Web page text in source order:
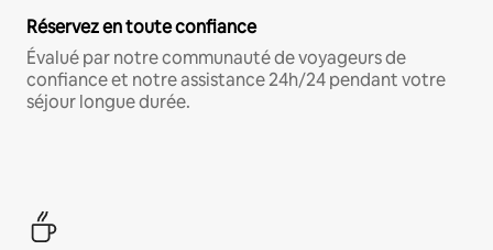
Réservez en toute confiance
Évalué par notre communauté de voyageurs de
confiance et notre assistance 24h/24 pendant votre
séjour longue durée.